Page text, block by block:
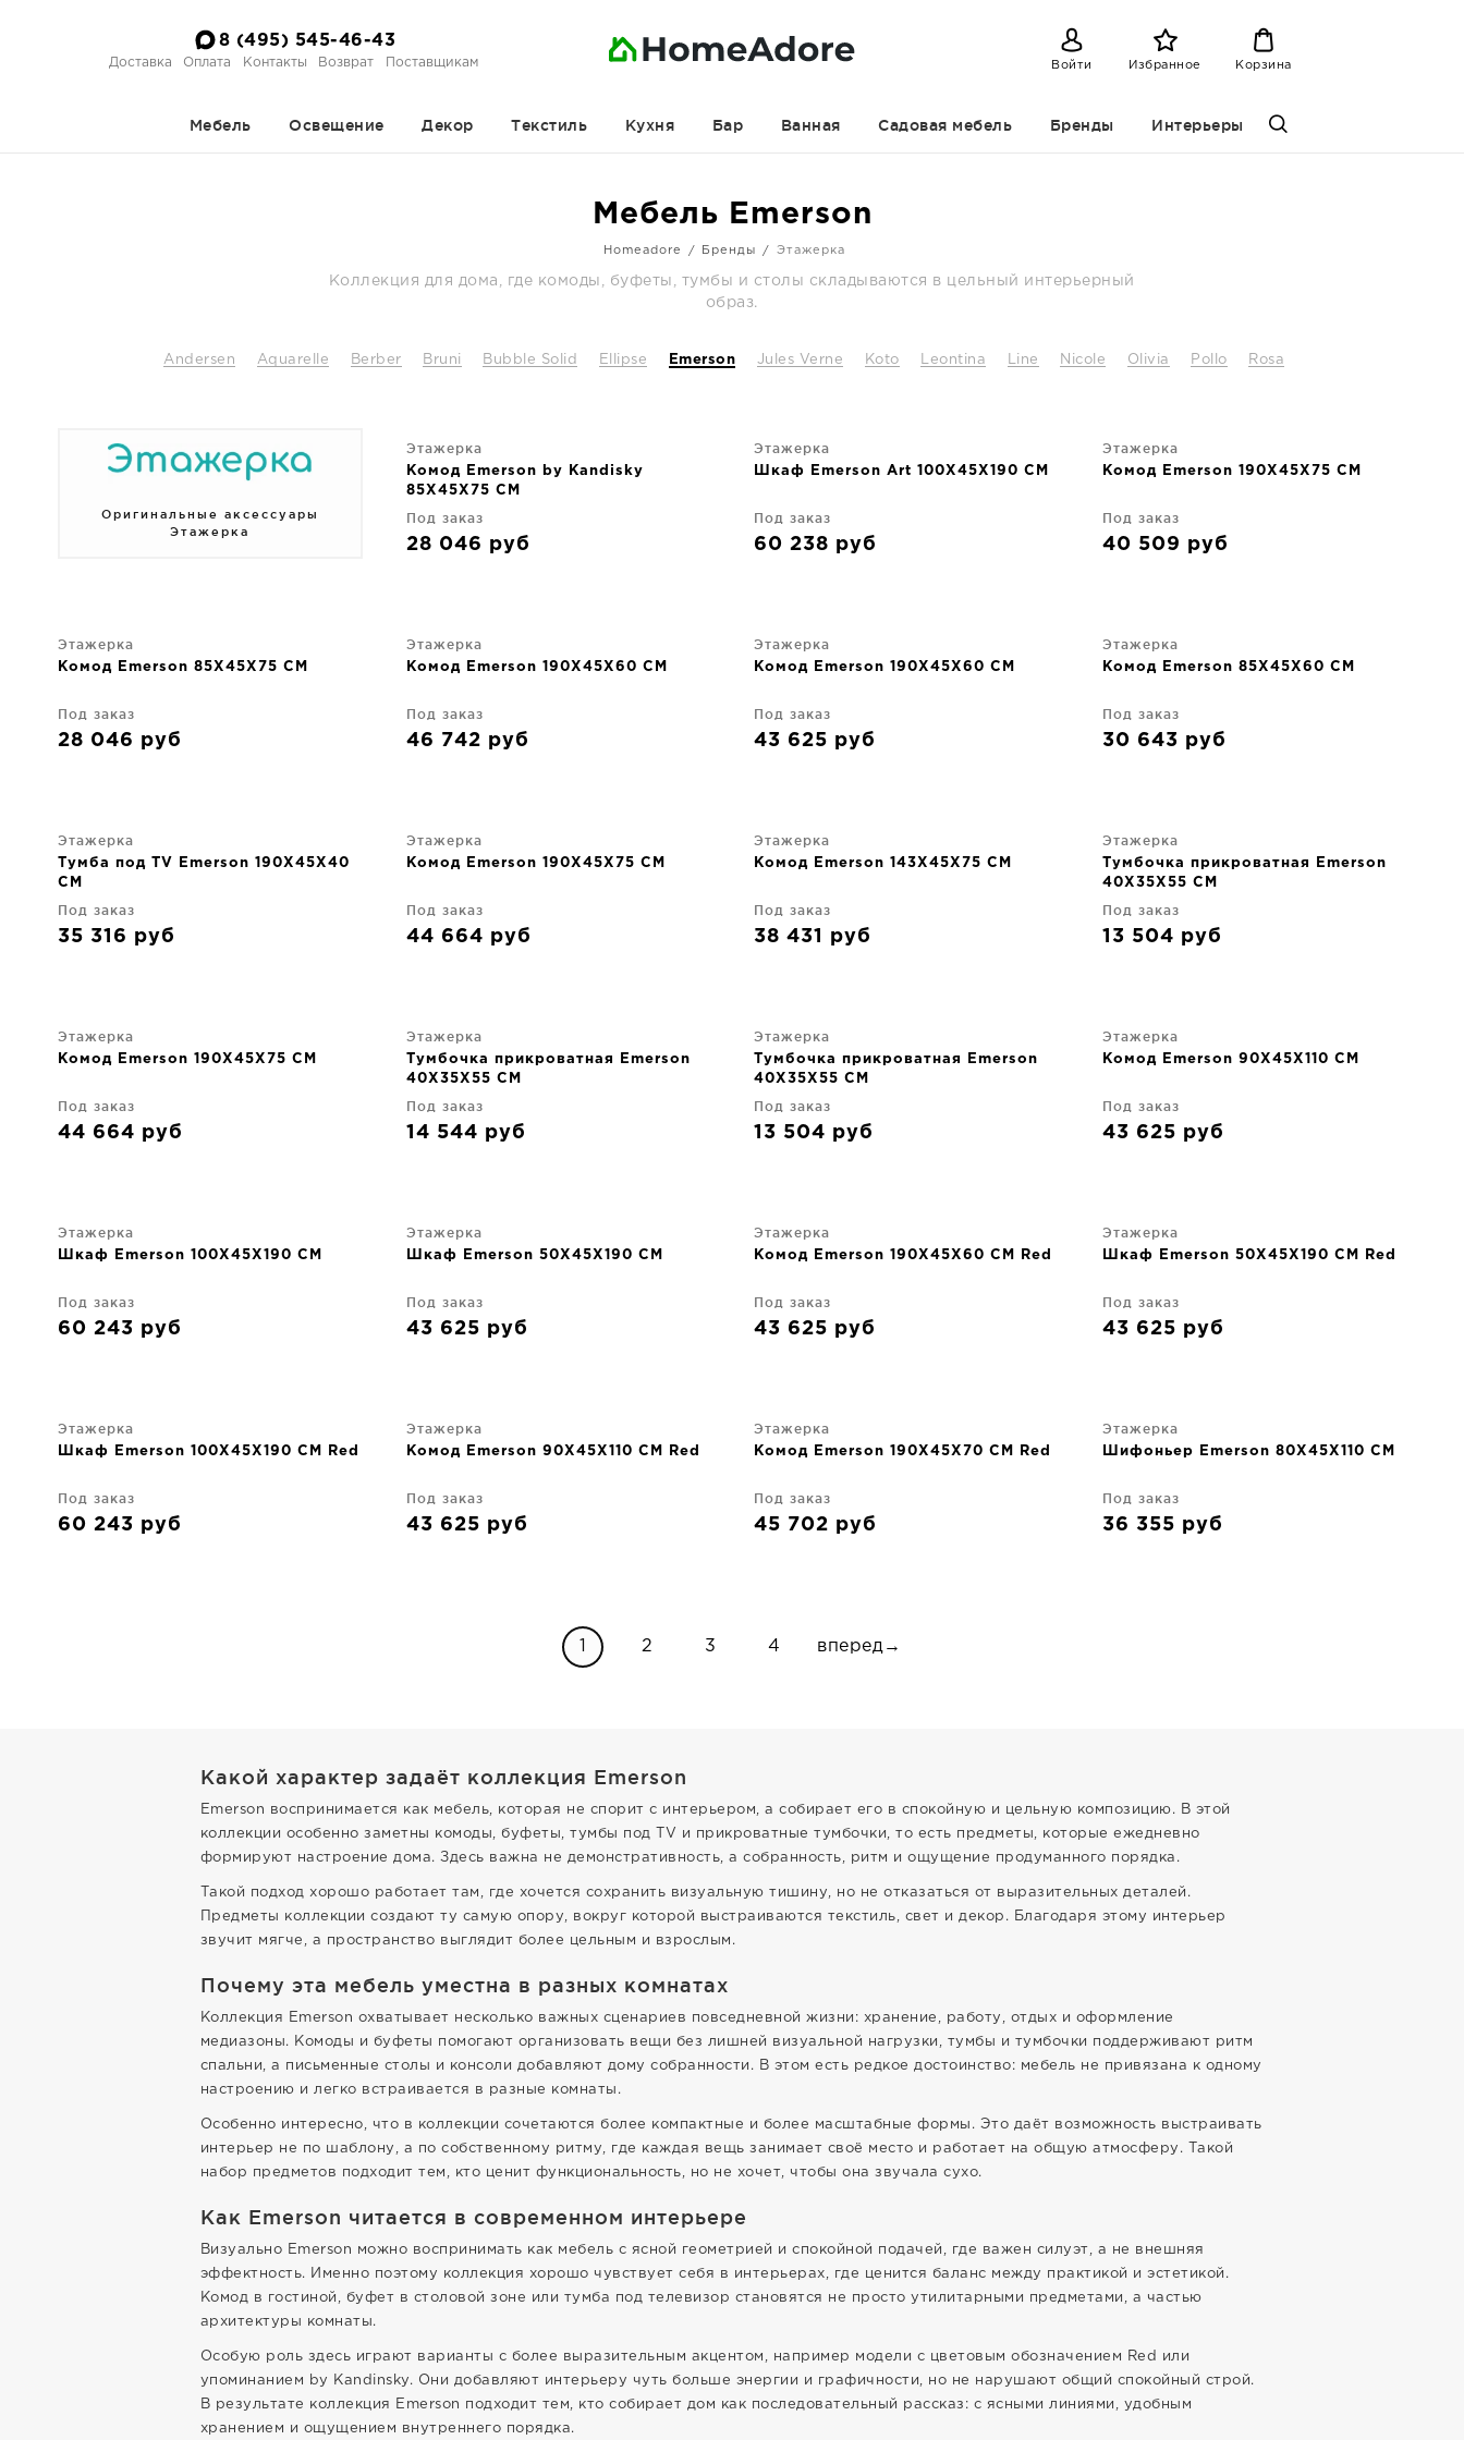
8 (495) 545-46-43
Доставка Оплата Контакты Возврат Поставщикам Войти Избранное Корзина
Мебель Освещение Декор Текстиль Кухня Бар Ванная Садовая мебель Бренды Интерьеры
Мебель Emerson
Homeadore Бренды Этажерка
Коллекция для дома, где комоды, буфеты, тумбы и столы складываются в цельный интерьерный
образ.
Andersen Aquarelle Berber Bruni Bubble Solid Ellipse Emerson Jules Verne Koto Leontina Line Nicole Olivia Pollo Rosa
Оригинальные аксессуары
Этажерка
Этажерка
Комод Emerson by Kandisky
85X45X75 CM
Под заказ
28 046 руб
Этажерка
Шкаф Emerson Art 100X45X190 CM
Под заказ
60 238 руб
Этажерка
Комод Emerson 190X45X75 CM
Под заказ
40 509 руб
Этажерка
Комод Emerson 85X45X75 CM
Под заказ
28 046 руб
Этажерка
Комод Emerson 190X45X60 CM
Под заказ
46 742 руб
Этажерка
Комод Emerson 190X45X60 CM
Под заказ
43 625 руб
Этажерка
Комод Emerson 85X45X60 CM
Под заказ
30 643 руб
Этажерка
Тумба под TV Emerson 190X45X40
CM
Под заказ
35 316 руб
Этажерка
Комод Emerson 190X45X75 CM
Под заказ
44 664 руб
Этажерка
Комод Emerson 143X45X75 CM
Под заказ
38 431 руб
Этажерка
Тумбочка прикроватная Emerson
40X35X55 CM
Под заказ
13 504 руб
Этажерка
Комод Emerson 190X45X75 CM
Под заказ
44 664 руб
Этажерка
Тумбочка прикроватная Emerson
40X35X55 CM
Под заказ
14 544 руб
Этажерка
Тумбочка прикроватная Emerson
40X35X55 CM
Под заказ
13 504 руб
Этажерка
Комод Emerson 90X45X110 CM
Под заказ
43 625 руб
Этажерка
Шкаф Emerson 100X45X190 CM
Под заказ
60 243 руб
Этажерка
Шкаф Emerson 50X45X190 CM
Под заказ
43 625 руб
Этажерка
Комод Emerson 190X45X60 CM Red
Под заказ
43 625 руб
Этажерка
Шкаф Emerson 50X45X190 CM Red
Под заказ
43 625 руб
Этажерка
Шкаф Emerson 100X45X190 CM Red
Под заказ
60 243 руб
Этажерка
Комод Emerson 90X45X110 CM Red
Под заказ
43 625 руб
Этажерка
Комод Emerson 190X45X70 CM Red
Под заказ
45 702 руб
Этажерка
Шифоньер Emerson 80X45X110 CM
Под заказ
36 355 руб
2 3 4 вперед→
Какой характер задаёт коллекция Emerson
Emerson воспринимается как мебель, которая не спорит с интерьером, а собирает его в спокойную и цельную композицию. В этой
коллекции особенно заметны комоды, буфеты, тумбы под TV и прикроватные тумбочки, то есть предметы, которые ежедневно
формируют настроение дома. Здесь важна не демонстративность, а собранность, ритм и ощущение продуманного порядка.
Такой подход хорошо работает там, где хочется сохранить визуальную тишину, но не отказаться от выразительных деталей.
Предметы коллекции создают ту самую опору, вокруг которой выстраиваются текстиль, свет и декор. Благодаря этому интерьер
звучит мягче, а пространство выглядит более цельным и взрослым.
Почему эта мебель уместна в разных комнатах
Коллекция Emerson охватывает несколько важных сценариев повседневной жизни: хранение, работу, отдых и оформление
медиазоны. Комоды и буфеты помогают организовать вещи без лишней визуальной нагрузки, тумбы и тумбочки поддерживают ритм
спальни, а письменные столы и консоли добавляют дому собранности. В этом есть редкое достоинство: мебель не привязана к одному
настроению и легко встраивается в разные комнаты.
Особенно интересно, что в коллекции сочетаются более компактные и более масштабные формы. Это даёт возможность выстраивать
интерьер не по шаблону, а по собственному ритму, где каждая вещь занимает своё место и работает на общую атмосферу. Такой
набор предметов подходит тем, кто ценит функциональность, но не хочет, чтобы она звучала сухо.
Как Emerson читается в современном интерьере
Визуально Emerson можно воспринимать как мебель с ясной геометрией и спокойной подачей, где важен силуэт, а не внешняя
эффектность. Именно поэтому коллекция хорошо чувствует себя в интерьерах, где ценится баланс между практикой и эстетикой.
Комод в гостиной, буфет в столовой зоне или тумба под телевизор становятся не просто утилитарными предметами, а частью
архитектуры комнаты.
Особую роль здесь играют варианты с более выразительным акцентом, например модели с цветовым обозначением Red или
упоминанием by Kandinsky. Они добавляют интерьеру чуть больше энергии и графичности, но не нарушают общий спокойный строй.
В результате коллекция Emerson подходит тем, кто собирает дом как последовательный рассказ: с ясными линиями, удобным
хранением и ощущением внутреннего порядка.